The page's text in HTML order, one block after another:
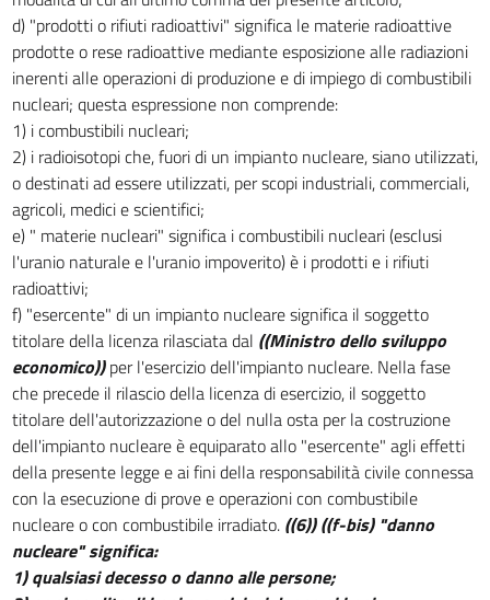
d) "prodotti o rifiuti radioattivi" significa le materie radioattive
prodotte o rese radioattive mediante esposizione alle radiazioni
inerenti alle operazioni di produzione e di impiego di combustibili
nucleari; questa espressione non comprende:
1) i combustibili nucleari;
2) i radioisotopi che, fuori di un impianto nucleare, siano utilizzati,
o destinati ad essere utilizzati, per scopi industriali, commerciali,
agricoli, medici e scientifici;
e) " materie nucleari" significa i combustibili nucleari (esclusi
l'uranio naturale e l'uranio impoverito) è i prodotti e i rifiuti
radioattivi;
f) "esercente" di un impianto nucleare significa il soggetto
titolare della licenza rilasciata dal ((Ministro dello sviluppo
economico))per l'esercizio dell'impianto nucleare. Nella fase
che precede il rilascio della licenza di esercizio, il soggetto
titolare dell'autorizzazione o del nulla osta per la costruzione
dell'impianto nucleare è equiparato allo "esercente" agli effetti
della presente legge e ai fini della responsabilità civile connessa
con la esecuzione di prove e operazioni con combustibile
nucleare o con combustibile irradiato. ((6)) ((f-bis) "danno
nucleare" significa:
1) qualsiasi decesso o danno alle persone;